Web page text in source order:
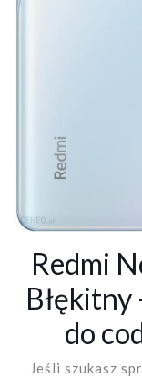
Redmi
do
Jeśli szukasz